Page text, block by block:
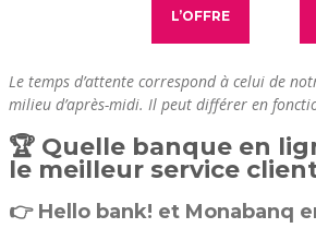
L’OFFRE
Le temps d’attente correspond à celui de
milieu d’après-midi. Il peut différer en
🏆 Quelle banque en
le meilleur service
👉 Hello bank! et Monabanq